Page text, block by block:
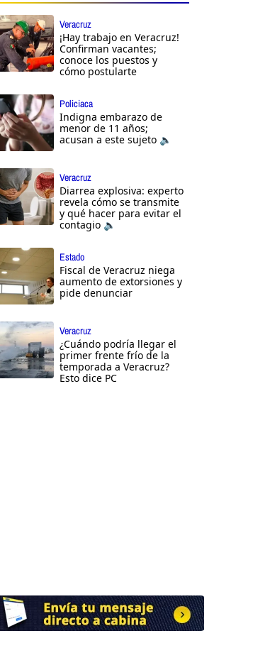
Veracruz
¡Hay trabajo en Veracruz!
Confirman vacantes;
conoce los puestos y
cómo postularte
Policiaca
Indigna embarazo de
menor de 11 años;
acusan a este sujeto 🔈
Veracruz
Diarrea explosiva: experto
revela cómo se transmite
y qué hacer para evitar el
contagio 🔈
Estado
Fiscal de Veracruz niega
aumento de extorsiones y
pide denunciar
Veracruz
¿Cuándo podría llegar el
primer frente frío de la
temporada a Veracruz?
Esto dice PC